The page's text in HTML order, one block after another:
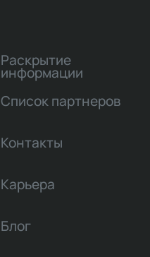
Раскрытие
информации
Список партнеров
Контакты
Карьера
Блог